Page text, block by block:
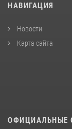
НАВИГАЦИЯ
Новости
Карта сайта
ОФИЦИАЛЬНЫЕ